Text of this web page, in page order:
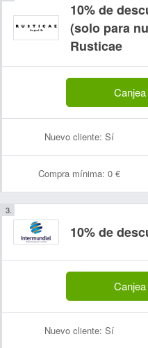
10% de
(solo para
Rusticae
Nuevo cliente: Sí
Compra mínima: 0 €
10% de
Nuevo cliente: Sí